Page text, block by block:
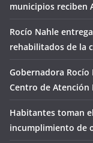
municipios reciben
Rocío Nahle
rehabilitados de la
Gobernadora
Centro de
Habitantes toman
incumplimiento de